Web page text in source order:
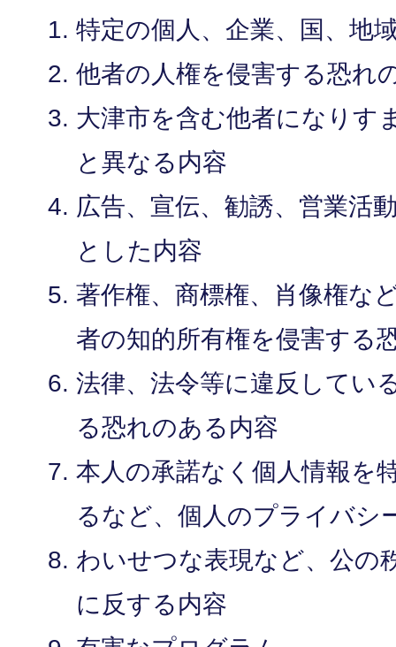
特定の個人、企業、国、地
他者の人権を侵害する恐れ
大津市を含む他者になりす
と異なる内容
広告、宣伝、勧誘、営業活
とした内容
著作権、商標権、肖像権な
者の知的所有権を侵害する
法律、法令等に違反してい
る恐れのある内容
本人の承諾なく個人情報を
るなど、個人のプライバシ
わいせつな表現など、公の
に反する内容